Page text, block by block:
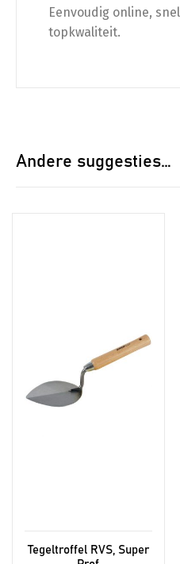
Eenvoudig online,
topkwaliteit.
Andere suggesties…
Tegeltroffel RVS, Super